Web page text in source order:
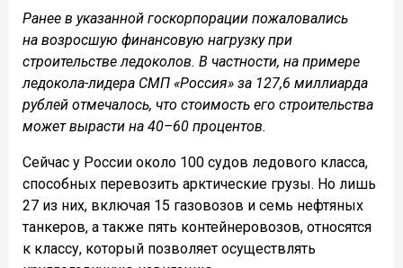
Ранее в указанной госкорпорации пожаловались
на возросшую финансовую нагрузку при
строительстве ледоколов. В частности, на примере
ледокола-лидера СМП «Россия» за 127,6 миллиарда
рублей отмечалось, что стоимость его строительства
может вырасти на 40–60 процентов.
Сейчас у России около 100 судов ледового класса,
способных перевозить арктические грузы. Но лишь
27 из них, включая 15 газовозов и семь нефтяных
танкеров, а также пять контейнеровозов, относятся
к классу, который позволяет осуществлять